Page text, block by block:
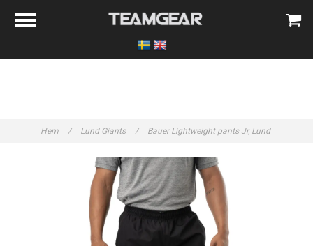
Hem / Lund Giants / Bauer Lightweight pants Jr, Lund